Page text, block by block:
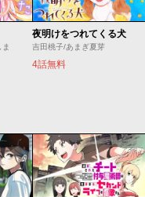
夜明けをつれてくる犬
吉田桃子/あまぎ夏芽
4話無料